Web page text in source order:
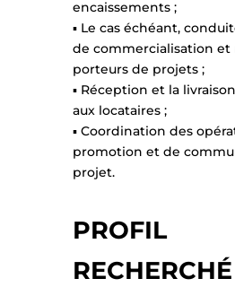
encaissements ;
▪ Le cas échéant,
de commercialisation et
porteurs de projets ;
▪ Réception et la
aux locataires ;
▪ Coordination des
promotion et de
projet.
PROFIL
RECHERCHÉ